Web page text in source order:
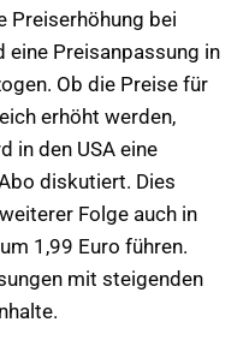
Preiserhöhung bei
Preisanpassung in
Ob die Preise für
erhöht werden,
in den USA eine
diskutiert. Dies
Folge auch in
1,99 Euro führen.
mit steigenden